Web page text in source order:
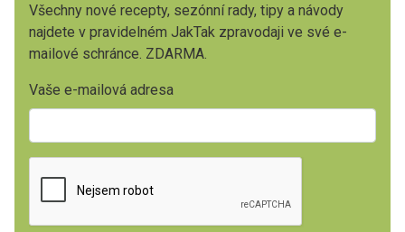
Všechny nové recepty, sezónní rady, tipy a návody
najdete v pravidelném JakTak zpravodaji ve své e-
mailové schránce. ZDARMA.
Vaše e-mailová adresa